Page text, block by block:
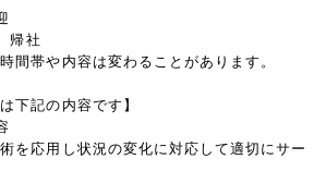
帰社
間帯や内容は変わることがあります。
下記の内容です】
を応用し状況の変化に対応して適切にサー